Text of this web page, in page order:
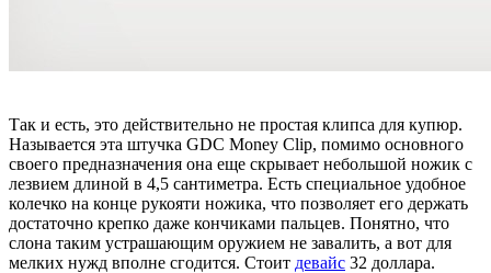
Так и есть, это действительно не простая клипса для купюр.
Называется эта штучка GDC Money Clip, помимо основного
своего предназначения она еще скрывает небольшой ножик с
лезвием длиной в 4,5 сантиметра. Есть специальное удобное
колечко на конце рукояти ножика, что позволяет его держать
достаточно крепко даже кончиками пальцев. Понятно, что
слона таким устрашающим оружием не завалить, а вот для
мелких нужд вполне сгодится. Стоит девайс 32 доллара.